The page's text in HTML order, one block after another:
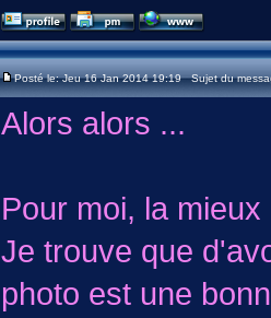
Posté le: Jeu 16 Jan 2014 19:19 Sujet du
Alors alors ...
Pour moi, la
Je trouve que
photo est une